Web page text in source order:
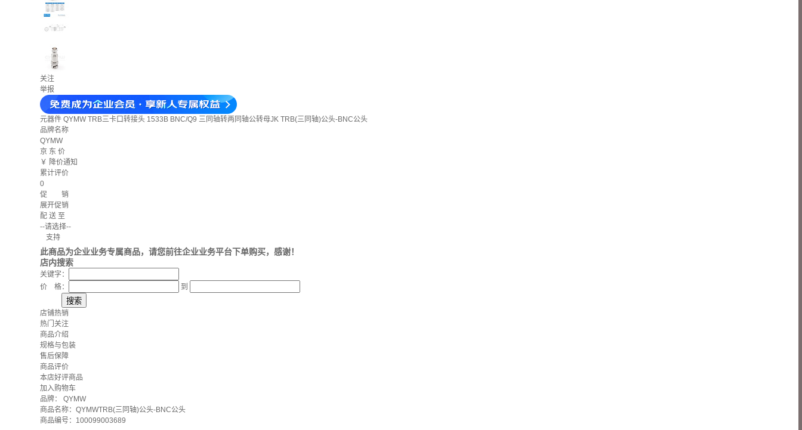
关注
举报
元器件 QYMW TRB三卡口转接头 1533B BNC/Q9 三同轴转两同轴公转母JK TRB(三同轴)公头-BNC公头
品牌名称
QYMW
京 东 价
￥ 降价通知
累计评价
0
促 销
展开促销
配 送 至
--请选择--
支持
此商品为企业业务专属商品，请您前往企业业务平台下单购买，感谢！
店内搜索
关键字：
价 格：
到
店铺热销
热门关注
商品介绍
规格与包装
售后保障
商品评价
本店好评商品
加入购物车
品牌： QYMW
商品名称：QYMWTRB(三同轴)公头-BNC公头
商品编号：100099003689